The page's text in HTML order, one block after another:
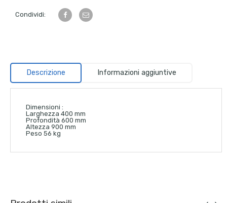
Condividi:
Descrizione Informazioni aggiuntive
Dimensioni :
Larghezza 400 mm
Profondità 600 mm
Altezza 900 mm
Peso 56 kg